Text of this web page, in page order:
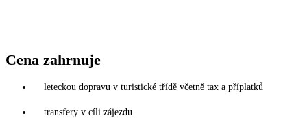
Cena zahrnuje
leteckou dopravu v turistické třídě včetně tax a příplatků
transfery v cíli zájezdu